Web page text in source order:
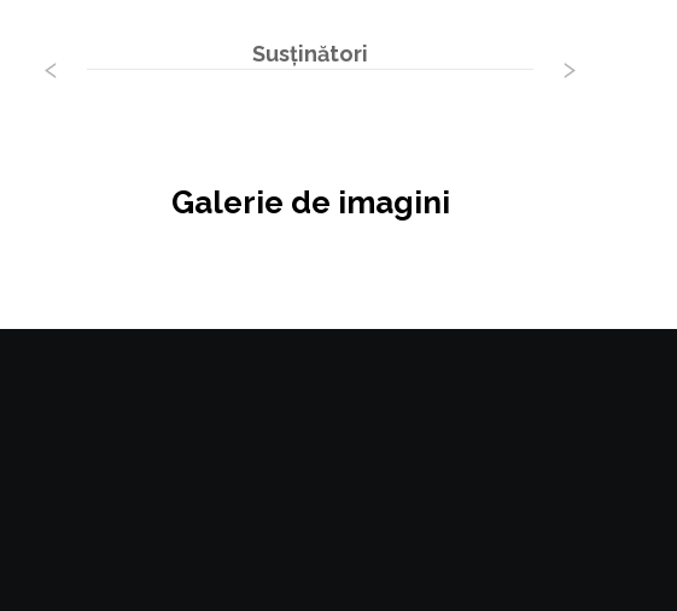
Susținători
Galerie de imagini